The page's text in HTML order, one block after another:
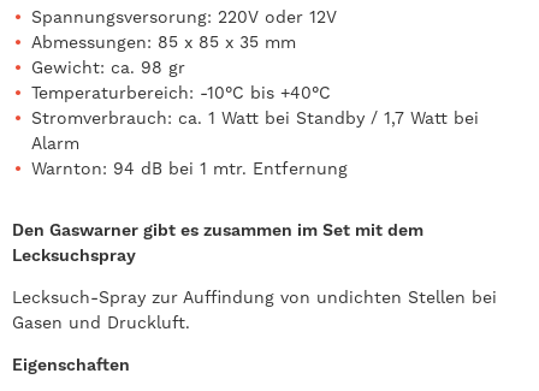
Spannungsversorung: 220V oder 12V
Abmessungen: 85 x 85 x 35 mm
Gewicht: ca. 98 gr
Temperaturbereich: -10°C bis +40°C
Stromverbrauch: ca. 1 Watt bei Standby / 1,7 Watt bei
Alarm
Warnton: 94 dB bei 1 mtr. Entfernung
Den Gaswarner gibt es zusammen im Set mit dem
Lecksuchspray
Lecksuch-Spray zur Auffindung von undichten Stellen bei
Gasen und Druckluft.
Eigenschaften